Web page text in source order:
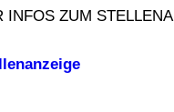
INFOS ZUM